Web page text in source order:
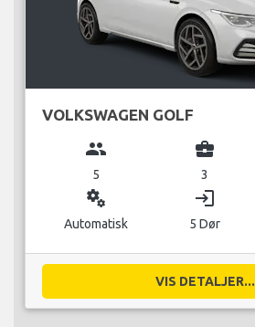
VOLKSWAGEN GOLF
group
5
business_center
3
miscellaneous_services
Automatisk
login
5 Dør
VIS DETALJER...